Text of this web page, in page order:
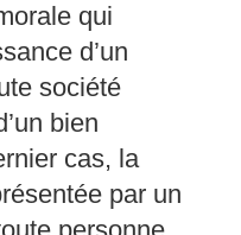
qui
d’un
société
bien
cas, la
par un